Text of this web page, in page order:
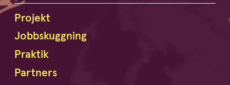
Projekt
Jobbskuggning
Praktik
Partners